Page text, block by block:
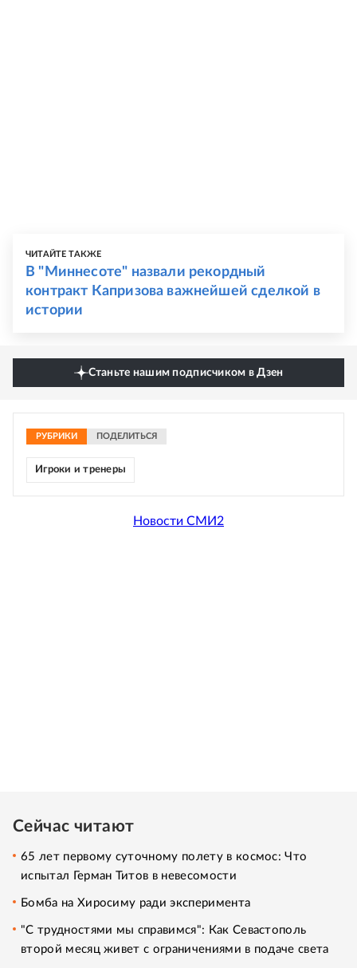
ЧИТАЙТЕ ТАКЖЕ
В "Миннесоте" назвали рекордный
контракт Капризова важнейшей сделкой в
истории
Станьте нашим подписчиком в Дзен
РУБРИКИ ПОДЕЛИТЬСЯ
Игроки и тренеры
Новости СМИ2
Сейчас читают
65 лет первому суточному полету в космос: Что
испытал Герман Титов в невесомости
Бомба на Хиросиму ради эксперимента
"С трудностями мы справимся": Как Севастополь
второй месяц живет с ограничениями в подаче света